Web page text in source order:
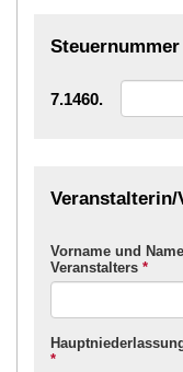
7.1460.
Veranstalterin/
Vorname und
Veranstalters *
*